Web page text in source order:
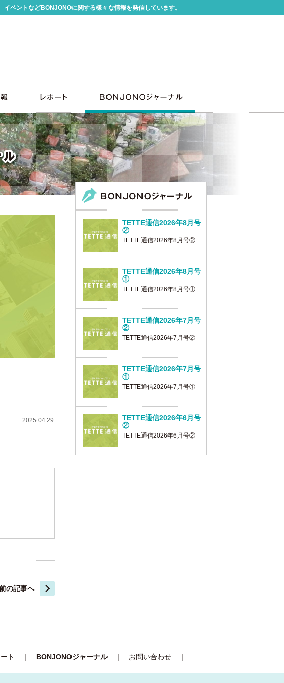
ベントなどBONJONOに関する様々な情報を発信しています。
2025.04.29
の記事へ
TETTE通信2026年8月号
②
TETTE通信2026年8月号②
TETTE通信2026年8月号
①
TETTE通信2026年8月号①
TETTE通信2026年7月号
②
TETTE通信2026年7月号②
TETTE通信2026年7月号
①
TETTE通信2026年7月号①
TETTE通信2026年6月号
②
TETTE通信2026年6月号②
ト ｜ BONJONOジャーナル｜ お問い合わせ｜